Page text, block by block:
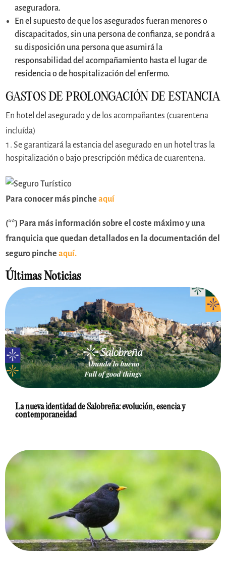
aseguradora.
En el supuesto de que los asegurados fueran menores o
discapacitados, sin una persona de confianza, se pondrá a
su disposición una persona que asumirá la
responsabilidad del acompañamiento hasta el lugar de
residencia o de hospitalización del enfermo.
GASTOS DE PROLONGACIÓN DE ESTANCIA
En hotel del asegurado y de los acompañantes (cuarentena
incluída)
Se garantizará la estancia del asegurado en un hotel tras la
hospitalización o bajo prescripción médica de cuarentena.
Para conocer más pincheaquí
(**) Para más información sobre el coste máximo y una
franquicia que quedan detallados en la documentación del
seguro pincheaquí.
Últimas Noticias
La nueva identidad de Salobreña: evolución, esencia y
contemporaneidad